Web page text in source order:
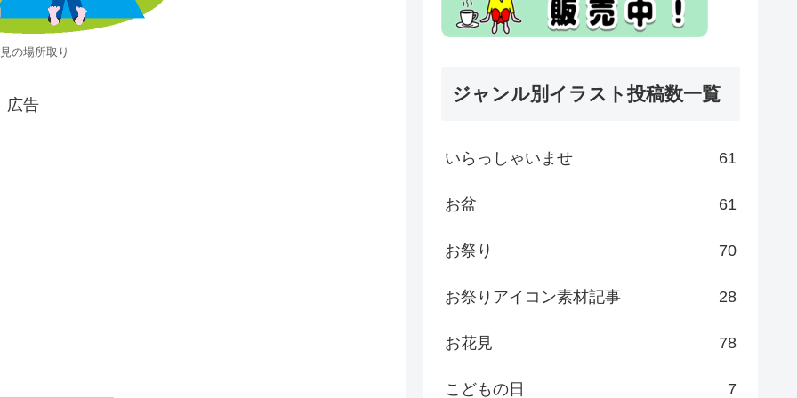
の場所取り
広告
ジャンル別イラスト投稿数一覧
いらっしゃいませ 61
お盆 61
お祭り 70
お祭りアイコン素材記事 28
お花見 78
こどもの日 7